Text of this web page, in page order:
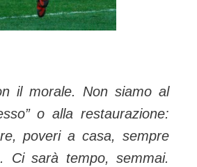
il morale. Non siamo al
o alla restaurazione:
poveri a casa, sempre
Ci sarà tempo, semmai.